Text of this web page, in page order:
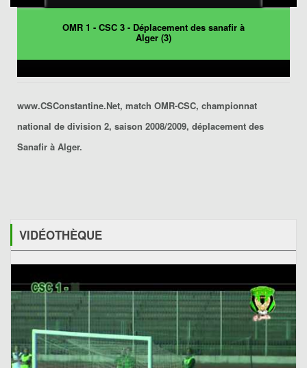
OMR 1 - CSC 3 - Déplacement des sanafir à
Alger (3)
www.CSConstantine.Net, match OMR-CSC, championnat
national de division 2, saison 2008/2009, déplacement des
Sanafir à Alger.
VIDÉOTHÈQUE